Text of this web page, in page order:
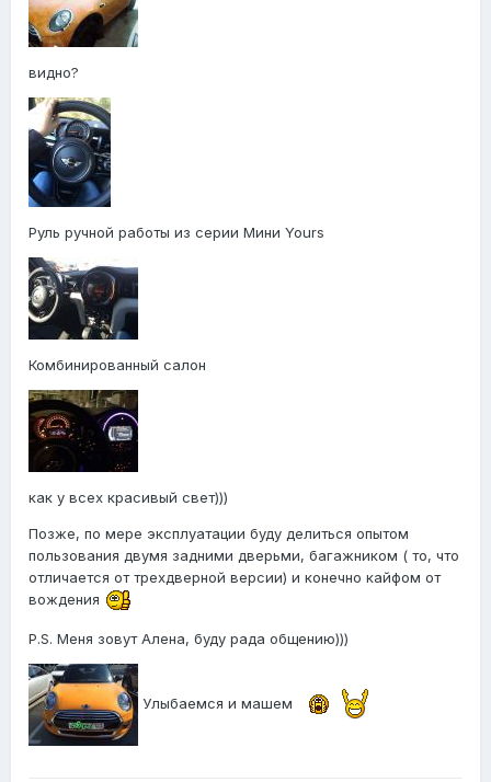
видно?
Руль ручной работы из серии Мини Yours
Комбинированный салон
как у всех красивый свет)))
Позже, по мере эксплуатации буду делиться опытом
пользования двумя задними дверьми, багажником ( то, что
отличается от трехдверной версии) и конечно кайфом от
вождения
P.S. Меня зовут Алена, буду рада общению)))
Улыбаемся и машем